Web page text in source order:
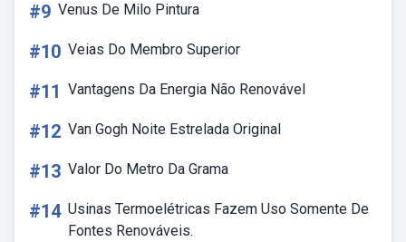
#9 Venus De Milo Pintura
#10 Veias Do Membro Superior
#11 Vantagens Da Energia Não Renovável
#12 Van Gogh Noite Estrelada Original
#13 Valor Do Metro Da Grama
#14 Usinas Termoelétricas Fazem Uso Somente De
Fontes Renováveis.